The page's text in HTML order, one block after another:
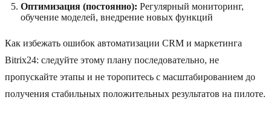
Оптимизация (постоянно): Регулярный мониторинг,
обучение моделей, внедрение новых функций
Как избежать ошибок автоматизации CRM и маркетинга
Bitrix24: следуйте этому плану последовательно, не
пропускайте этапы и не торопитесь с масштабированием до
получения стабильных положительных результатов на пилоте.